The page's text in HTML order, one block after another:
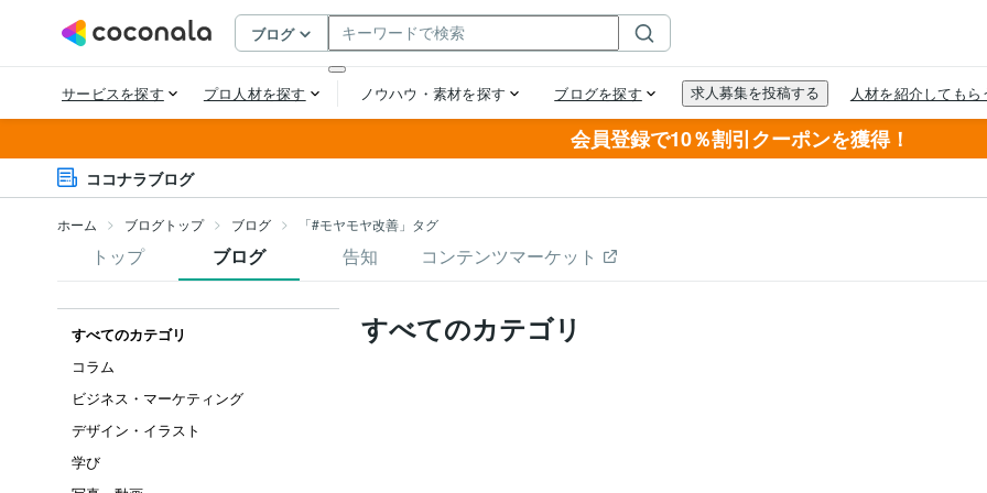
会員登録で10％割引クーポンを獲得！
ココナラブログ
ホーム ブログトップ ブログ 「#モヤモヤ改善」タグ
トップ ブログ 告知 コンテンツマーケット
すべてのカテゴリ
コラム
ビジネス・マーケティング
デザイン・イラスト
学び
すべてのカテゴリ